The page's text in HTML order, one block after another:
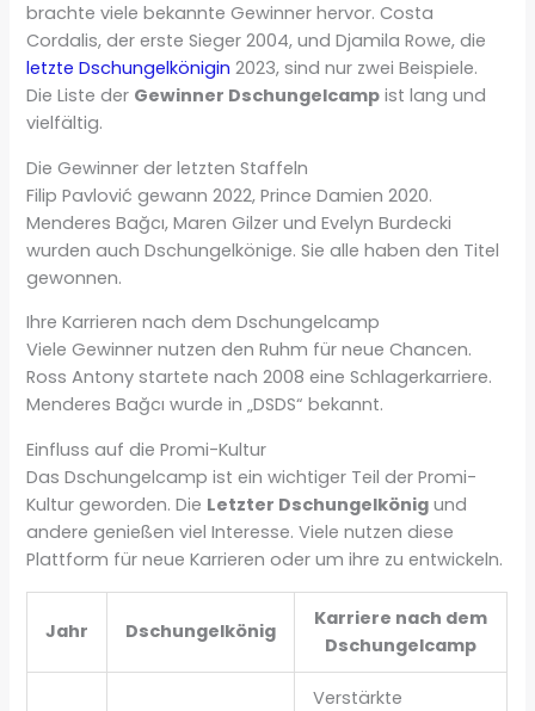
brachte viele bekannte Gewinner hervor. Costa
Cordalis, der erste Sieger 2004, und Djamila Rowe, die
letzte Dschungelkönigin 2023, sind nur zwei Beispiele.
Die Liste der Gewinner Dschungelcamp ist lang und
vielfältig.
Die Gewinner der letzten Staffeln
Filip Pavlović gewann 2022, Prince Damien 2020.
Menderes Bağcı, Maren Gilzer und Evelyn Burdecki
wurden auch Dschungelkönige. Sie alle haben den Titel
gewonnen.
Ihre Karrieren nach dem Dschungelcamp
Viele Gewinner nutzen den Ruhm für neue Chancen.
Ross Antony startete nach 2008 eine Schlagerkarriere.
Menderes Bağcı wurde in „DSDS“ bekannt.
Einfluss auf die Promi-Kultur
Das Dschungelcamp ist ein wichtiger Teil der Promi-
Kultur geworden. Die Letzter Dschungelkönig und
andere genießen viel Interesse. Viele nutzen diese
Plattform für neue Karrieren oder um ihre zu entwickeln.
Jahr Dschungelkönig
Karriere nach dem
Dschungelcamp
Verstärkte